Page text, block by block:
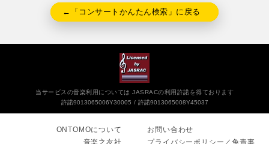
←「コンサートかんたん検索」に戻る
当サービスの音楽利用については JASRACの利用許諾を得ております
許諾9013065006Y30005
許諾9013065008Y45037
ONTOMOについて
音楽之友社
お問い合わせ
プライバシーポリシー／免責事